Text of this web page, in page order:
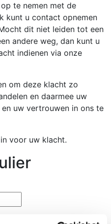
te nemen met de
kunt u contact opnemen
dit niet leiden tot een
andere weg, dan kunt u
indienen via onze
om deze klacht zo
en daarmee uw
uw vertrouwen in ons te
voor uw klacht.